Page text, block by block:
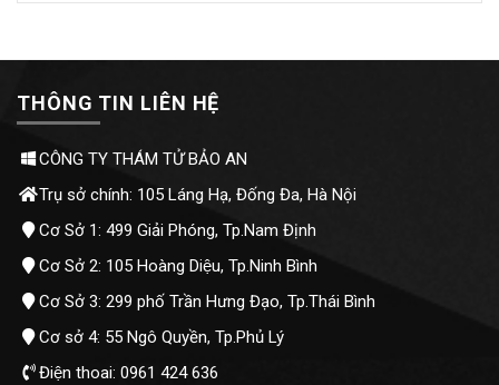
THÔNG TIN LIÊN HỆ
CÔNG TY THÁM TỬ BẢO AN
Trụ sở chính: 105 Láng Hạ, Đống Đa, Hà Nội
Cơ Sở 1: 499 Giải Phóng, Tp.Nam Định
Cơ Sở 2: 105 Hoàng Diệu, Tp.Ninh Bình
Cơ Sở 3: 299 phố Trần Hưng Đạo, Tp.Thái Bình
Cơ sở 4: 55 Ngô Quyền, Tp.Phủ Lý
Điện thoai: 0961 424 636